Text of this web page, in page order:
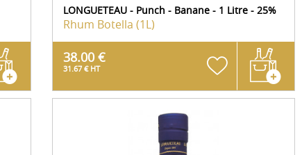
LONGUETEAU - Punch - Banane - 1 Litre - 25%
Rhum Botella (1L)
38.00 €
31.67 € HT